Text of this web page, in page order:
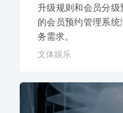
升级规则和会员分
的会员预约管理系
务需求。
文体娱乐